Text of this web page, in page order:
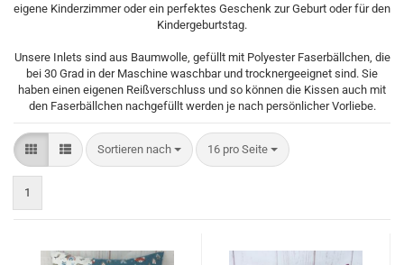
eigene Kinderzimmer oder ein perfektes Geschenk zur Geburt oder für den
Kindergeburtstag.
Unsere Inlets sind aus Baumwolle, gefüllt mit Polyester Faserbällchen, die
bei 30 Grad in der Maschine waschbar und trocknergeeignet sind. Sie
haben einen eigenen Reißverschluss und so können die Kissen auch mit
den Faserbällchen nachgefüllt werden je nach persönlicher Vorliebe.
Sortieren nach
Sortieren nach 16 pro Seite
pro Seite
1